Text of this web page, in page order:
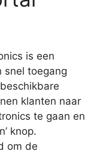
is een
snel toegang
klanten naar
te gaan en
knop.
om de